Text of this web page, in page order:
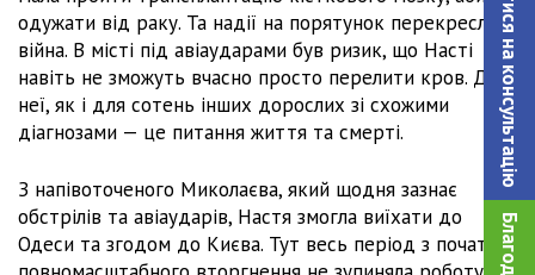
Записатися на консультацiю
одужати від раку. Та надії на порятунок перекреслила
війна. В місті під авіаударами був ризик, що Насті
навіть не зможуть вчасно просто перелити кров. Для
неї, як і для сотень інших дорослих зі схожими
діагнозами — це питання життя та смерті.
З напівоточеного Миколаєва, який щодня зазнає
обстрілів та авіаударів, Настя змогла виїхати до
Одеси та згодом до Києва. Тут весь період з початку